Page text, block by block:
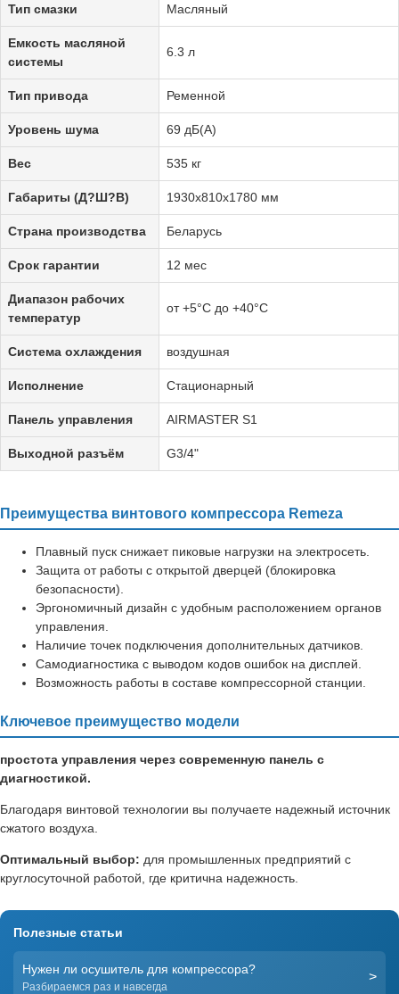
Тип смазки Масляный
Емкость масляной
системы
6.3 л
Тип привода Ременной
Уровень шума 69 дБ(А)
Вес 535 кг
Габариты (Д?Ш?В) 1930х810х1780 мм
Страна производства Беларусь
Срок гарантии 12 мес
Диапазон рабочих
температур
от +5°C до +40°C
Система охлаждения воздушная
Исполнение Стационарный
Панель управления AIRMASTER S1
Выходной разъём G3/4"
Преимущества винтового компрессора Remeza
Плавный пуск снижает пиковые нагрузки на электросеть.
Защита от работы с открытой дверцей (блокировка
безопасности).
Эргономичный дизайн с удобным расположением органов
управления.
Наличие точек подключения дополнительных датчиков.
Самодиагностика с выводом кодов ошибок на дисплей.
Возможность работы в составе компрессорной станции.
Ключевое преимущество модели
простота управления через современную панель с
диагностикой.
Благодаря винтовой технологии вы получаете надежный источник
сжатого воздуха.
Оптимальный выбор: для промышленных предприятий с
круглосуточной работой, где критична надежность.
Полезные статьи
Нужен ли осушитель для компрессора?
Разбираемся раз и навсегда
>